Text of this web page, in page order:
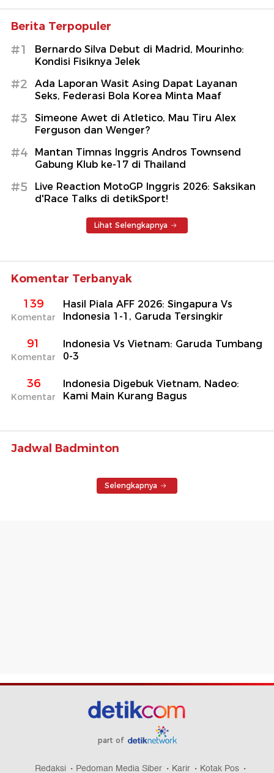
Berita Terpopuler
#1
Bernardo Silva Debut di Madrid, Mourinho:
Kondisi Fisiknya Jelek
#2
Ada Laporan Wasit Asing Dapat Layanan
Seks, Federasi Bola Korea Minta Maaf
#3
Simeone Awet di Atletico, Mau Tiru Alex
Ferguson dan Wenger?
#4
Mantan Timnas Inggris Andros Townsend
Gabung Klub ke-17 di Thailand
#5
Live Reaction MotoGP Inggris 2026: Saksikan
d'Race Talks di detikSport!
Lihat Selengkapnya
Komentar Terbanyak
139
Komentar
Hasil Piala AFF 2026: Singapura Vs
Indonesia 1-1, Garuda Tersingkir
91
Komentar
Indonesia Vs Vietnam: Garuda Tumbang
0-3
36
Komentar
Indonesia Digebuk Vietnam, Nadeo:
Kami Main Kurang Bagus
Jadwal Badminton
Selengkapnya
part of
Redaksi Pedoman Media Siber Karir Kotak Pos